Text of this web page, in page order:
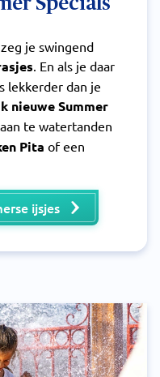
je swingend
. En als je daar
lekkerder dan je
nieuwe Summer
te watertanden
Pita of een
ijsjes